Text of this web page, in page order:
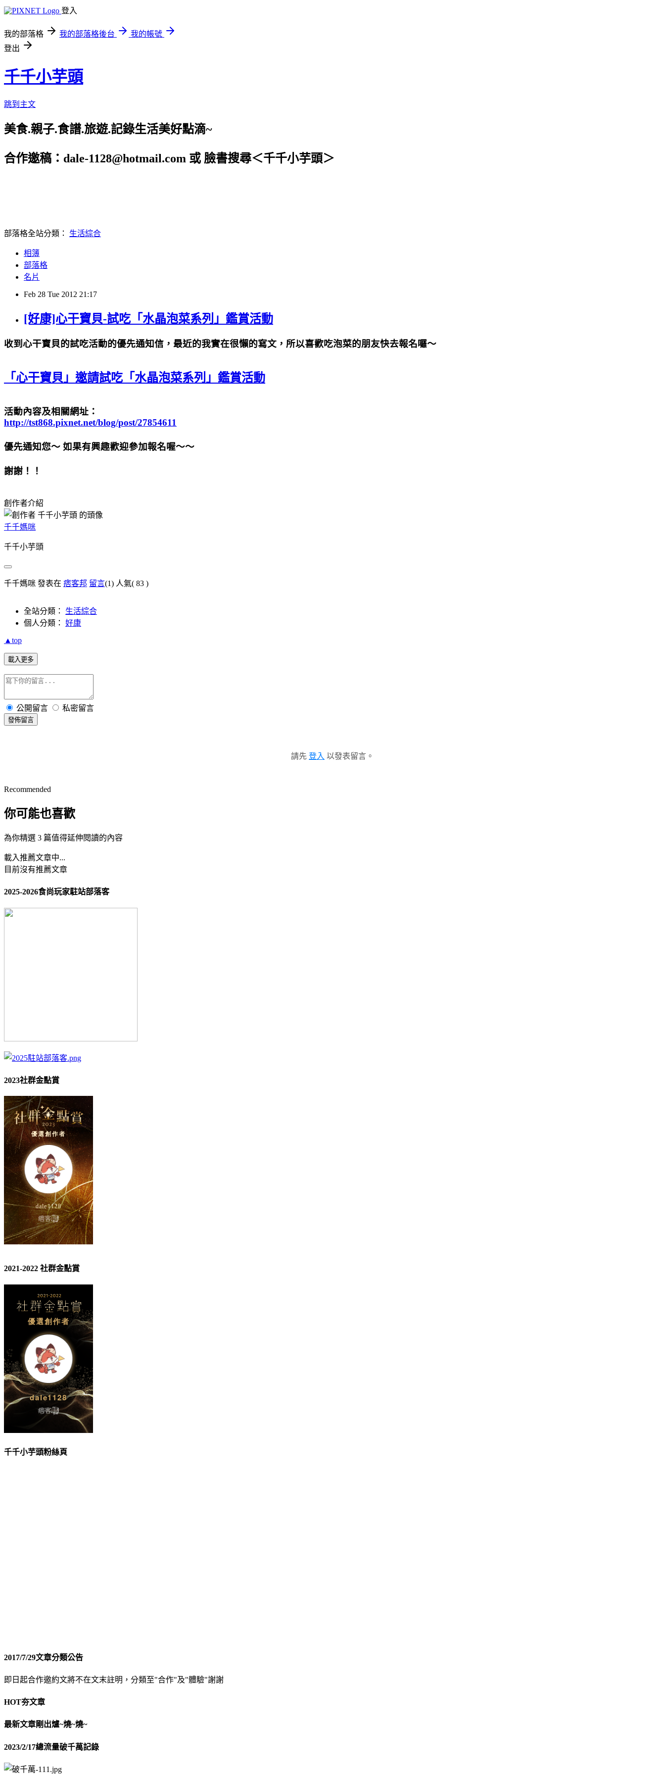
登入
我的部落格 我的部落格後台
我的帳號
登出
千千小芋頭
跳到主文
美食.親子.食譜.旅遊.記錄生活美好點滴~
合作邀稿：dale-1128@hotmail.com 或 臉書搜尋＜千千小芋頭＞
部落格全站分類： 生活綜合
相簿
部落格
名片
Feb 28 Tue 2012 21:17
[好康]心干寶貝-試吃「水晶泡菜系列」鑑賞活動
收到心干寶貝的試吃活動的優先通知信，最近的我實在很懶的寫文，所以喜歡吃泡菜的朋友快去報名囉～
「心干寶貝」邀請試吃「水晶泡菜系列」鑑賞活動
活動內容及相關網址：
http://tst868.pixnet.net/blog/post/27854611
優先通知您～ 如果有興趣歡迎參加報名喔～～
謝謝！！
創作者介紹
千千媽咪
千千小芋頭
千千媽咪 發表在 痞客邦 留言(1) 人氣( 83 )
全站分類： 生活綜合
個人分類： 好康
▲top
載入更多
公開留言 私密留言
發佈留言
請先 登入 以發表留言。
Recommended
你可能也喜歡
為你精選 3 篇值得延伸閱讀的內容
載入推薦文章中...
目前沒有推薦文章
2025-2026食尚玩家駐站部落客
2023社群金點賞
2021-2022 社群金點賞
千千小芋頭粉絲頁
2017/7/29文章分類公告
即日起合作邀約文將不在文末註明，分類至"合作"及"體驗"謝謝
HOT夯文章
最新文章剛出爐~燒~燒~
2023/2/17總流量破千萬記錄